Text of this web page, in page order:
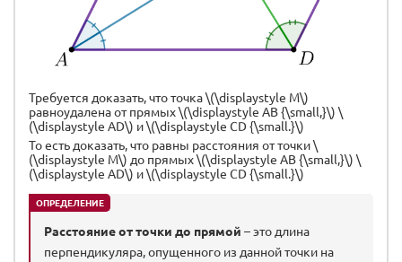
Требуется доказать, что точка \(\displaystyle M\)
равноудалена от прямых \(\displaystyle AB {\small,}\) \
(\displaystyle AD\) и \(\displaystyle CD {\small.}\)
То есть доказать, что равны расстояния от точки \
(\displaystyle M\) до прямых \(\displaystyle AB {\small,}\) \
(\displaystyle AD\) и \(\displaystyle CD {\small.}\)
ОПРЕДЕЛЕНИЕ
Расстояние от точки до прямой – это длина
перпендикуляра, опущенного из данной точки на